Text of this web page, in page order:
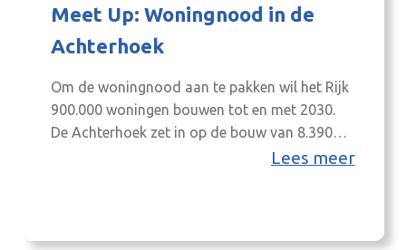
Meet Up: Woningnood in de
Achterhoek
Om de woningnood aan te pakken wil het Rijk
900.000 woningen bouwen tot en met 2030.
De Achterhoek zet in op de bouw van 8.390
woningen. Hiervan moet 30% sociale huur zijn.
Lees meer